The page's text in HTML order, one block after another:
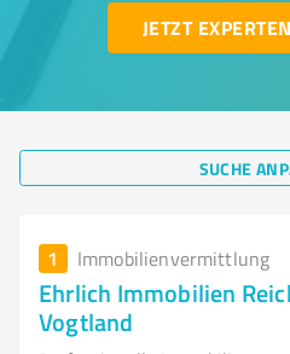
JETZT
SUCHE
1 Immobilienvermittlung
Ehrlich Immobilien
Vogtland